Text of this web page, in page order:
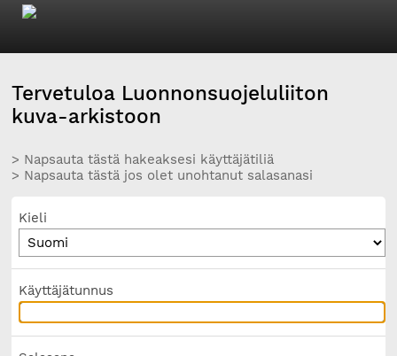
Tervetuloa Luonnonsuojeluliiton
kuva-arkistoon
> Napsauta tästä hakeaksesi käyttäjätiliä
> Napsauta tästä jos olet unohtanut salasanasi
Kieli
Käyttäjätunnus